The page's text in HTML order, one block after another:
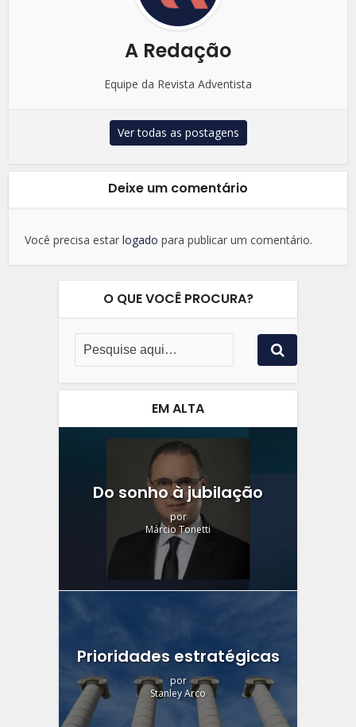
A Redação
Equipe da Revista Adventista
Ver todas as postagens
Deixe um comentário
Você precisa estarlogado para publicar um comentário.
O QUE VOCÊ PROCURA?
EM ALTA
Do sonho à jubilação
por
Márcio Tonetti
Prioridades estratégicas
por
Stanley Arco